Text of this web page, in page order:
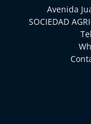
Avenida
SOCIEDAD